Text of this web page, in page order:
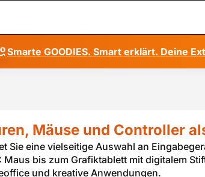
Smarte GOODIES. Smart erklärt. Deine
Mäuse und Controller
Sie eine vielseitige Auswahl an
Maus bis zum Grafiktablett mit digitalem
und kreative Anwendungen.